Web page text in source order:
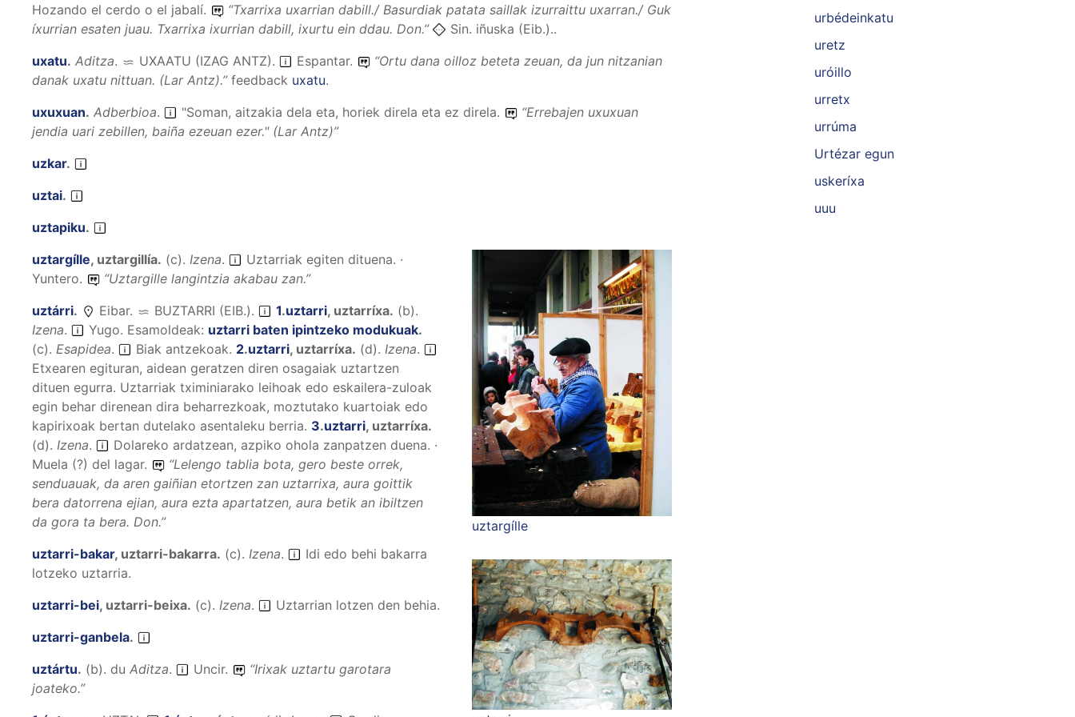
Hozando el cerdo o el jabalí.
“Txarrixa uxarrian dabill./ Basurdiak patata saillak izurraittu uxarran./ Guk
íxurrian esaten juau. Txarrixa ixurrian dabill, ixurtu ein ddau. Don.”
Sin. iñuska (Eib.)..
uxatu. Aditza. UXAATU (IZAG ANTZ). Espantar. “Ortu dana oilloz beteta zeuan, da jun nitzanian
danak uxatu nittuan. (Lar Antz).” feedback uxatu.
uxuxuan. Adberbioa. "Soman, aitzakia dela eta, horiek direla eta ez direla. “Errebajen uxuxuan
jendia uari zebillen, baiña ezeuan ezer." (Lar Antz)”
uzkar.
uztai.
uztapiku.
uztargílle
uztargílle, uztargillía. (c). Izena.
Uztarriak egiten dituena. ·
Yuntero.
“Uztargille langintzia akabau zan.”
uztárri. Eibar. BUZTARRI (EIB.). 1.uztarri, uztarríxa. (b).
Izena. Yugo. Esamoldeak: uztarri baten ipintzeko modukuak.
(c). Esapidea. Biak antzekoak. 2.uztarri, uztarríxa. (d). Izena.
Etxearen egituran, aidean geratzen diren osagaiak uztartzen
dituen egurra. Uztarriak tximiniarako leihoak edo eskailera-zuloak
egin behar direnean dira beharrezkoak, moztutako kuartoiak edo
kapirixoak bertan dutelako asentaleku berria. 3.uztarri, uztarríxa.
(d). Izena.
Dolareko ardatzean, azpiko ohola zanpatzen duena. ·
Muela (?) del lagar.
“Lelengo tablia bota, gero beste orrek,
senduauak, da aren gaiñian etortzen zan uztarrixa, aura goittik
bera datorrena ejian, aura ezta apartatzen, aura betik an ibiltzen
da gora ta bera. Don.”
uztarri-bakar, uztarri-bakarra. (c). Izena.
Idi edo behi bakarra
lotzeko uztarria.
uztarri-bei, uztarri-beixa. (c). Izena.
Uztarrian lotzen den behia.
uztarri-ganbela.
uztártu. (b). du Aditza. Uncir. “Irixak uztartu garotara
joateko.”
urbédeinkatu
uretz
uróillo
urretx
urrúma
Urtézar egun
uskeríxa
uuu